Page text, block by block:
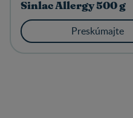
Sinlac Allergy 500 g
Preskúmajte